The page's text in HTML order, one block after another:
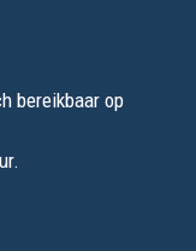
bereikbaar op